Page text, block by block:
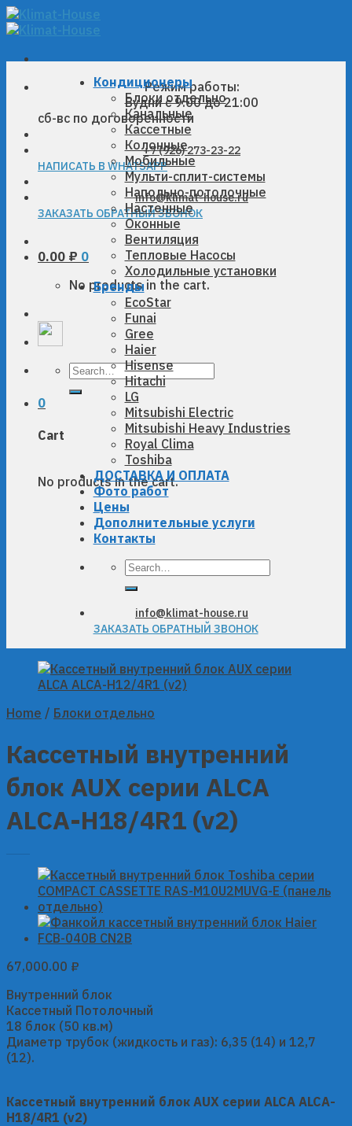
Skip
to
Режим работы:
Будни с 9:00 до 21:00
сб-вс по договоренности
+7 (926) 273-23-22
НАПИСАТЬ В WHATSAPP
info@klimat-house.ru
ЗАКАЗАТЬ ОБРАТНЫЙ ЗВОНОК
0.00 ₽ 0
No products in the cart.
Search
0
Cart
No products in the cart.
Кондиционеры
Блоки отдельно
Канальные
Кассетные
Колонные
Мобильные
Мульти-сплит-системы
Напольно-потолочные
Настенные
Оконные
Вентиляция
Тепловые Насосы
Холодильные установки
Бренды
EcoStar
Funai
Gree
Haier
Hisense
Hitachi
LG
Mitsubishi Electric
Mitsubishi Heavy Industries
Royal Clima
Toshiba
ДОСТАВКА И ОПЛАТА
Фото работ
Цены
Дополнительные услуги
Контакты
Search
info@klimat-house.ru
ЗАКАЗАТЬ ОБРАТНЫЙ ЗВОНОК
Home / Блоки отдельно
Кассетный внутренний
блок AUX серии ALCA
ALCA-H18/4R1 (v2)
67,000.00 ₽
Внутренний блок
Кассетный Потолочный
18 блок (50 кв.м)
Диаметр трубок (жидкость и газ): 6,35 (14) и 12,7
(12).
Кассетный внутренний блок AUX серии ALCA ALCA-
H18/4R1 (v2)